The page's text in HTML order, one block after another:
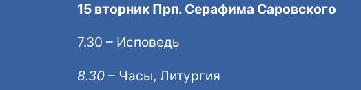
15 вторник Прп. Серафима Саровского
7.30 – Исповедь
8.30 – Часы, Литургия